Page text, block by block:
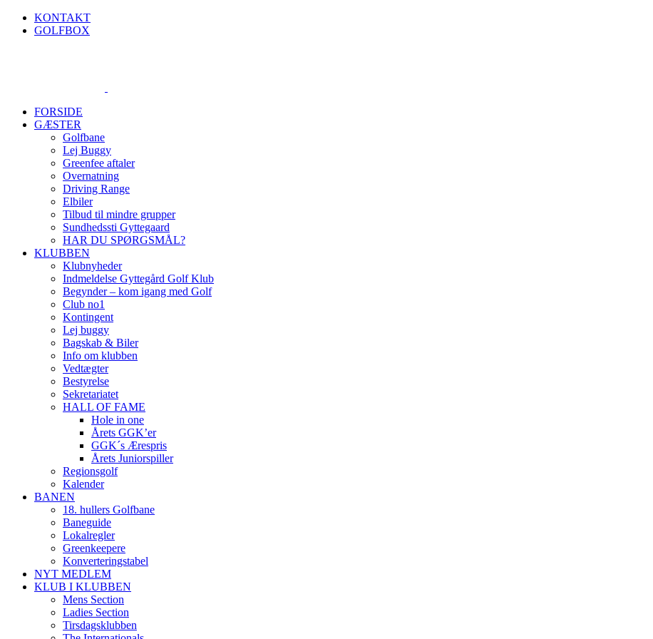
Skip
KONTAKT
GOLFBOX
FORSIDE
GÆSTER
Golfbane
Lej Buggy
Greenfee aftaler
Overnatning
Driving Range
Elbiler
Tilbud til mindre grupper
Sundhedssti Gyttegaard
HAR DU SPØRGSMÅL?
KLUBBEN
Klubnyheder
Indmeldelse Gyttegård Golf Klub
Begynder – kom igang med Golf
Club no1
Kontingent
Lej buggy
Bagskab & Biler
Info om klubben
Vedtægter
Bestyrelse
Sekretariatet
HALL OF FAME
Hole in one
Årets GGK’er
GGK´s Ærespris
Årets Juniorspiller
Regionsgolf
Kalender
BANEN
18. hullers Golfbane
Baneguide
Lokalregler
Greenkeepere
Konverteringstabel
NYT MEDLEM
KLUB I KLUBBEN
Mens Section
Ladies Section
Tirsdagsklubben